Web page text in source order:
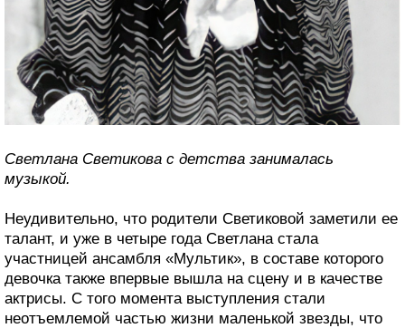
Светлана Светикова с детства занималась
музыкой.
Неудивительно, что родители Светиковой заметили ее
талант, и уже в четыре года Светлана стала
участницей ансамбля «Мультик», в составе которого
девочка также впервые вышла на сцену и в качестве
актрисы. С того момента выступления стали
неотъемлемой частью жизни маленькой звезды, что